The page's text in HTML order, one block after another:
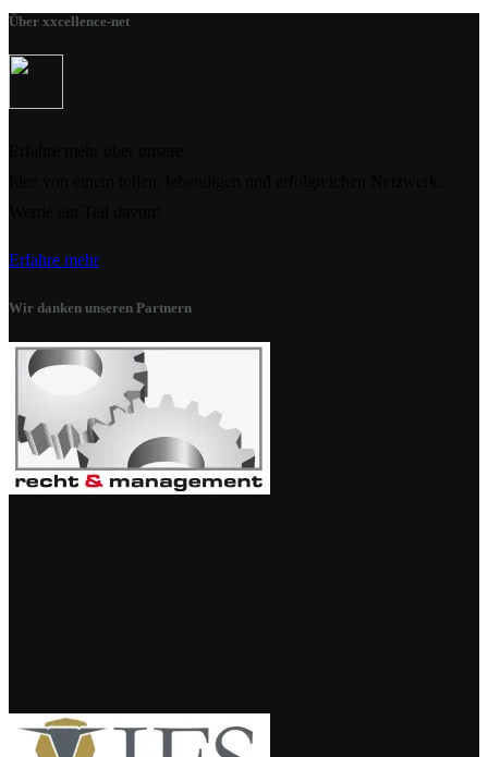
Über xxcellence-net
Erfahre mehr
Wir danken unseren Partnern